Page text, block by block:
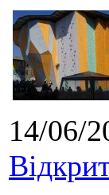
14/06/